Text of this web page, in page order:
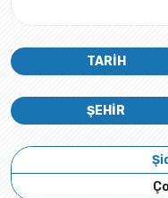
TARİH
ŞEHİR